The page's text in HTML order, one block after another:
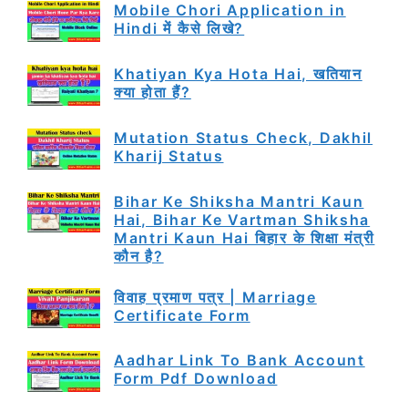
Mobile Chori Application in
Hindi में कैसे लिखे?
Khatiyan Kya Hota Hai, खतियान
क्या होता हैं?
Mutation Status Check, Dakhil
Kharij Status
Bihar Ke Shiksha Mantri Kaun
Hai, Bihar Ke Vartman Shiksha
Mantri Kaun Hai बिहार के शिक्षा मंत्री
कौन है?
विवाह प्रमाण पत्र | Marriage
Certificate Form
Aadhar Link To Bank Account
Form Pdf Download